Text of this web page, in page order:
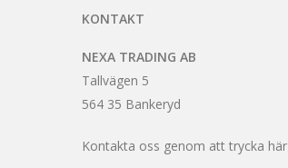
KONTAKT
NEXA TRADING AB
Tallvägen 5
564 35 Bankeryd
Kontakta oss genom att trycka här